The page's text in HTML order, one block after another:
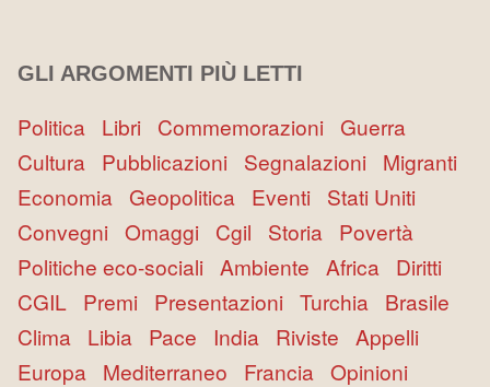
GLI ARGOMENTI PIÙ LETTI
Politica Libri Commemorazioni Guerra
Cultura Pubblicazioni Segnalazioni Migranti
Economia Geopolitica Eventi Stati Uniti
Convegni Omaggi Cgil Storia Povertà
Politiche eco-sociali Ambiente Africa Diritti
CGIL Premi Presentazioni Turchia Brasile
Clima Libia Pace India Riviste Appelli
Europa Mediterraneo Francia Opinioni